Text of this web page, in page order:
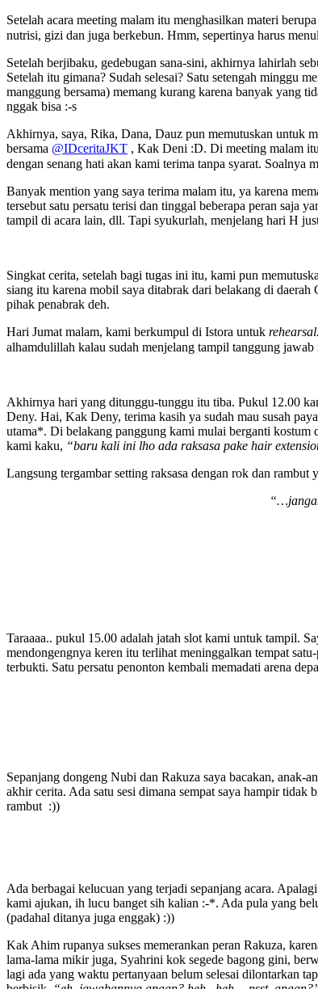
Setelah acara meeting malam itu menghasilkan materi
nutrisi, gizi dan juga berkebun. Hmm, sepertinya harus
Setelah berjibaku, gedebugan sana-sini, akhirnya lahirlah
Setelah itu gimana? Sudah selesai? Satu setengah minggu
manggung bersama) memang kurang karena banyak yang
nggak bisa :-s
Akhirnya, saya, Rika, Dana, Dauz pun memutuskan untuk
bersama @IDceritaJKT , Kak Deni :D. Di meeting malam
dengan senang hati akan kami terima tanpa syarat. Soalnya
Banyak mention yang saya terima malam itu, ya karena
tersebut satu persatu terisi dan tinggal beberapa peran saja
tampil di acara lain, dll. Tapi syukurlah, menjelang hari H
Singkat cerita, setelah bagi tugas ini itu, kami pun
siang itu karena mobil saya ditabrak dari belakang di
pihak penabrak deh.
Hari Jumat malam, kami berkumpul di Istora untuk rehearsal.
alhamdulillah kalau sudah menjelang tampil tanggung
Akhirnya hari yang ditunggu-tunggu itu tiba. Pukul 12.00
Deny. Hai, Kak Deny, terima kasih ya sudah mau susah
utama*. Di belakang panggung kami mulai berganti
kami kaku, “baru kali ini lho ada raksasa pake hair
Langsung tergambar setting raksasa dengan rok dan
Taraaaa.. pukul 15.00 adalah jatah slot kami untuk tampil.
mendongengnya keren itu terlihat meninggalkan tempat
terbukti. Satu persatu penonton kembali memadati arena
Sepanjang dongeng Nubi dan Rakuza saya bacakan, anak-
akhir cerita. Ada satu sesi dimana sempat saya hampir tidak
rambut :))
Ada berbagai kelucuan yang terjadi sepanjang acara.
kami ajukan, ih lucu banget sih kalian :-*. Ada pula yang
(padahal ditanya juga enggak) :))
Kak Ahim rupanya sukses memerankan peran Rakuza,
lama-lama mikir juga, Syahrini kok segede bagong gini,
lagi ada yang waktu pertanyaan belum selesai dilontarkan